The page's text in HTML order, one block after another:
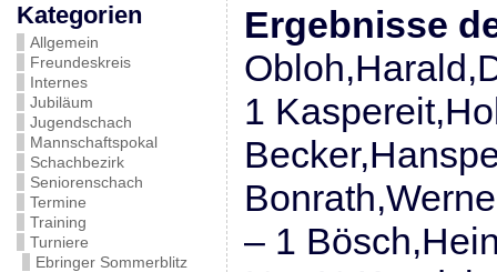
Kategorien
Allgemein
Freundeskreis
Internes
Jubiläum
Jugendschach
Mannschaftspokal
Schachbezirk
Seniorenschach
Termine
Training
Turniere
Ebringer Sommerblitz
Ergebnisse
1
– 1